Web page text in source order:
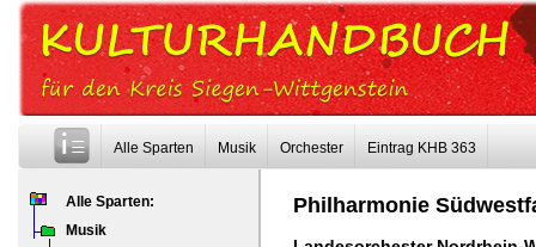
Alle Sparten Musik Orchester Eintrag KHB 363
Philharmonie
Alle Sparten:
Musik